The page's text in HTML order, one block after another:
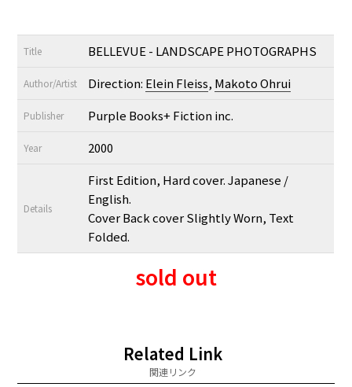
Title BELLEVUE - LANDSCAPE PHOTOGRAPHS
Author/Artist Direction: Elein Fleiss, Makoto Ohrui
Publisher Purple Books+ Fiction inc.
Year 2000
Details
First Edition, Hard cover. Japanese /
English.
Cover Back cover Slightly Worn, Text
Folded.
sold out
Related Link
関連リンク